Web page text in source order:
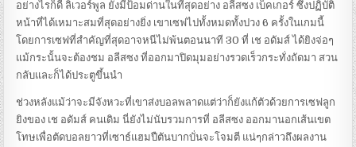
อย่างไรก็ดี ลิเวอร์พูล ยังมีป้อมด่านในที่สุดอย่าง อลีสซง เบ็คเกอร์ ซึ่งปฏิบัติ
หน้าที่ได้เหมาะสมที่สุดอย่างยิ่ง เขาเซฟไปทั้งหมดทั้งปวง 6 ครั้งในเกมนี้
โดยการเซฟที่สำคัญที่สุดอาจหนีไม่พ้นตอนนาที 30 ที่ เช อดัมส์ ได้ยิงจ่อๆ
แม้กระนั้นจะต้องชม อลีสซง ที่ออกมาปิดมุมอย่างรวดเร็วกระทั่งถัดมา สวน
กลับและก็ได้ประตูขึ้นนำ
ช่วงหลังแม้ว่าจะมีจังหวะที่เขาส่งบอลพลาดแต่ว่าก็ยังแก้ตัวด้วยการเซฟลูก
ยิงของ เช อดัมส์ คนเดิม นี่ยังไม่นับรวมการที่ อลีสซง ออกมานอกเส้นเขต
โทษเพื่อตัดบอลยาวที่เซาธ์แฮมปืตันบากบั่นจะโจมตี แน่ๆกล่าวถึงผลงาน